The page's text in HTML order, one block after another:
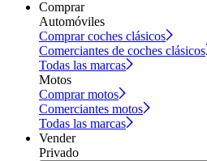
Comprar
Automóviles
Comprar coches clásicos
Comerciantes de coches clásicos
Todas las marcas
Motos
Comprar motos
Comerciantes motos
Todas las marcas
Vender
Privado